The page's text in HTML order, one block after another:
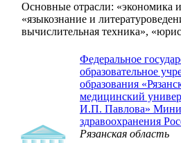
Основные отрасли: «экономика
«языкознание и
вычислительная техника»,
Федеральное
образовательное
образования
медицинский
И.П. Павлова»
здравоохранения
Рязанская область